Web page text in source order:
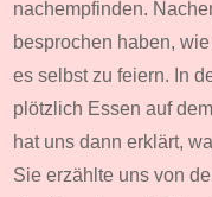
nachempfinden.
besprochen haben,
es selbst zu feiern. In
plötzlich Essen auf
hat uns dann erklärt,
Sie erzählte uns von